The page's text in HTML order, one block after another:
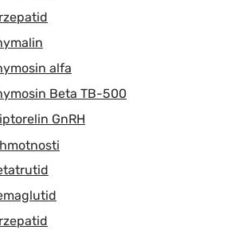
alfa
Beta TB-500
GnRH